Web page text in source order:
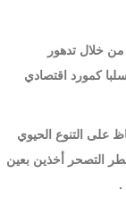
من خلال تدهور
كمورد اقتصادي
على التنوع الحيوي
التصحر أخذين بعين
.